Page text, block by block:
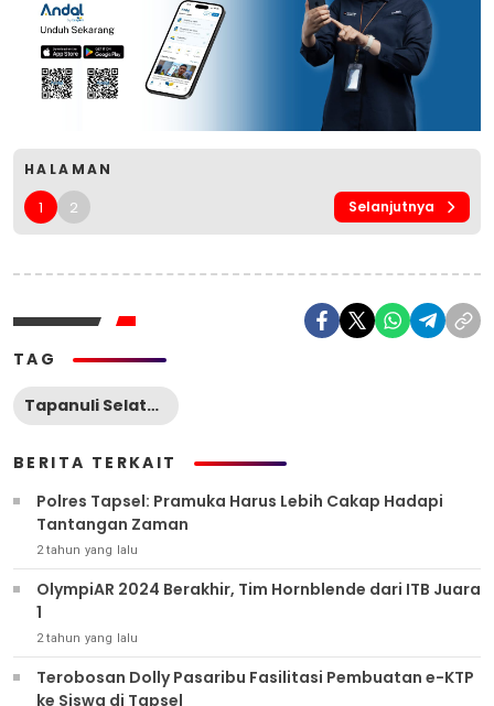
HALAMAN
1 2 Selanjutnya
TAG
Tapanuli Selatan
BERITA TERKAIT
Polres Tapsel: Pramuka Harus Lebih Cakap Hadapi
Tantangan Zaman
2 tahun yang lalu
OlympiAR 2024 Berakhir, Tim Hornblende dari ITB Juara
1
2 tahun yang lalu
Terobosan Dolly Pasaribu Fasilitasi Pembuatan e-KTP
ke Siswa di Tapsel